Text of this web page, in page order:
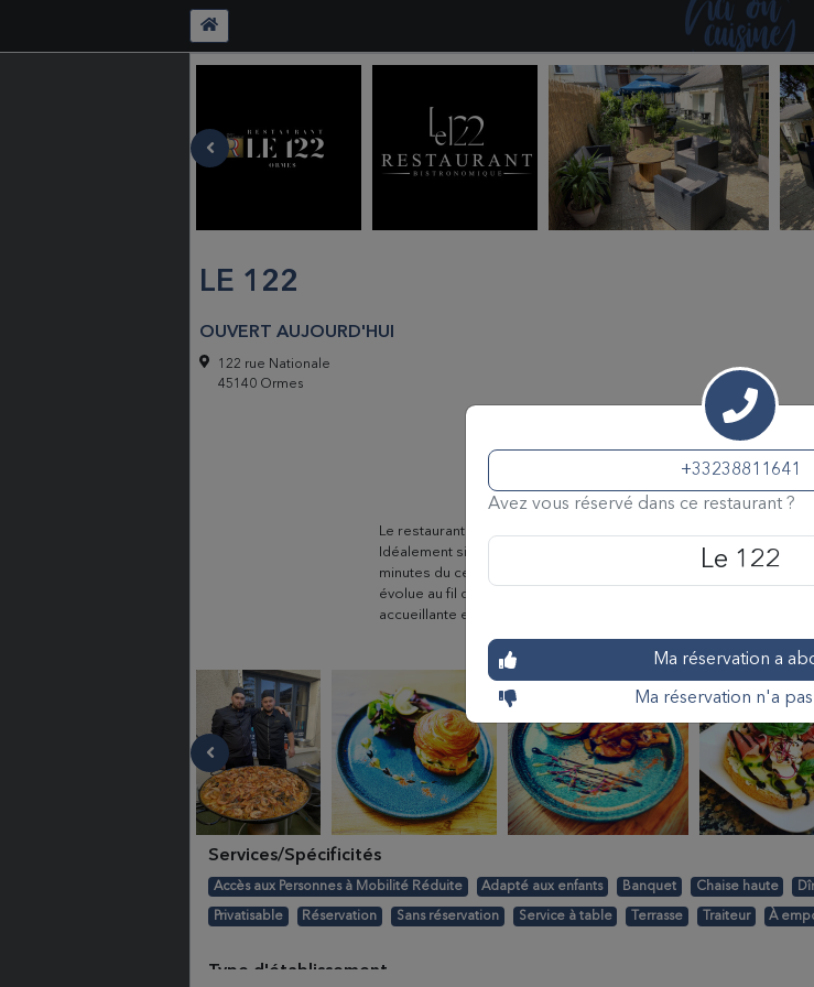
Aucun établissement ne
LE 122
OUVERT AUJOURD'HUI
122 rue Nationale
45140 Ormes
Voir la carte des plats et les
Le restaurant le 122 Ormes saura vous séduire avec son décor
Idéalement situé dans le centre ville de Ormes, proche du Pôle
minutes du centre d'Orleans, le restaurant le 122 vous propose
évolue au fil des saisons, une formule du midi et des soirées à
accueillante et à votre écoute tout au long de votre repas.
Services/Spécificités
Accès aux Personnes à Mobilité Réduite Adapté aux enfants Banquet Chaise haute
Privatisable Réservation Sans réservation Service à table Terrasse Traiteur À
Type d'établissement
+33238811641
Avez vous réservé dans ce restaurant ?
Le 122
Ma réservation a
Ma réservation n'a